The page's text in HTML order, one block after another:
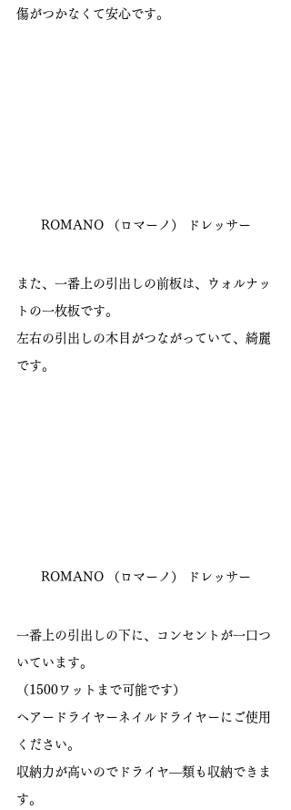
傷がつかなくて安心です。
ROMANO （ロマーノ） ドレッサー
また、一番上の引出しの前板は、ウォルナッ
トの一枚板です。
左右の引出しの木目がつながっていて、綺麗
です。
ROMANO （ロマーノ） ドレッサー
一番上の引出しの下に、コンセントが一口つ
いています。
（1500ワットまで可能です）
ヘアードライヤーネイルドライヤーにご使用
ください。
収納力が高いのでドライヤ―類も収納できま
す。